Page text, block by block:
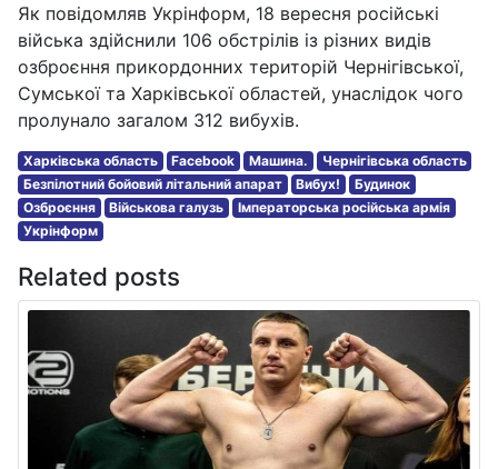
Як повідомляв Укрінформ, 18 вересня російські
війська здійснили 106 обстрілів із різних видів
озброєння прикордонних територій Чернігівської,
Сумської та Харківської областей, унаслідок чого
пролунало загалом 312 вибухів.
Харківська область Facebook Машина.
Чернігівська область
Безпілотний бойовий літальний апарат
Вибух!
Будинок
Озброєння
Військова галузь
Імператорська російська армія
Укрінформ
Related posts